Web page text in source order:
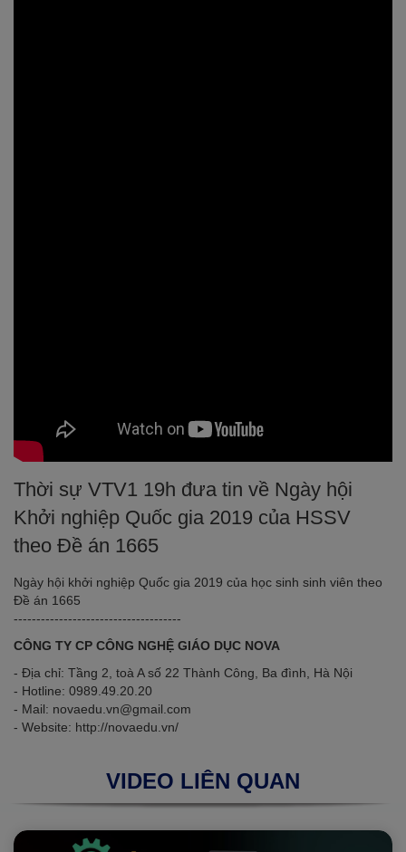
Thời sự VTV1 19h đưa tin về Ngày hội
Khởi nghiệp Quốc gia 2019 của HSSV
theo Đề án 1665
Ngày hội khởi nghiệp Quốc gia 2019 của học sinh sinh viên theo
Đề án 1665
-------------------------------------
CÔNG TY CP CÔNG NGHỆ GIÁO DỤC NOVA
- Địa chỉ: Tầng 2, toà A số 22 Thành Công, Ba đình, Hà Nội
- Hotline: 0989.49.20.20
- Mail: novaedu.vn@gmail.com
- Website: http://novaedu.vn/
VIDEO LIÊN QUAN